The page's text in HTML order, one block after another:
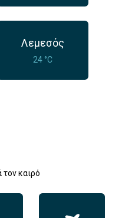
Λεμεσός
24 °C
τον καιρό